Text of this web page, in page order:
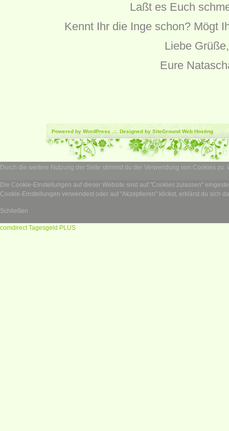
Laßt es Euch
Kennt Ihr die Inge schon? Mögt
Liebe Grüße,
Eure
Powered byWordPress.::. Designed by SiteGroundWeb Hosting
Durch die weitere Nutzung der Seite stimmst du der Verwendung von Cookies zu.
Die Cookie-Einstellungen auf dieser Website sind auf "Cookies zulassen"
Cookie-Einstellungen verwendest oder auf "Akzeptieren" klickst, erklärst du sich
Schließen
comdirect Tagesgeld PLUS